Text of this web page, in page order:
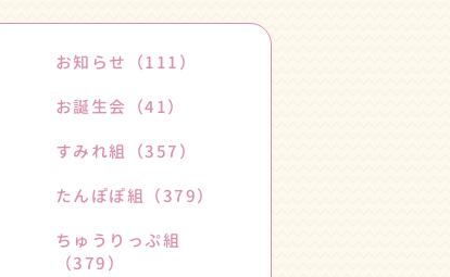
お知らせ
（111）
お誕生会
（41）
すみれ組
（357）
たんぽぽ組 （379）
ちゅうりっぷ組
（379）